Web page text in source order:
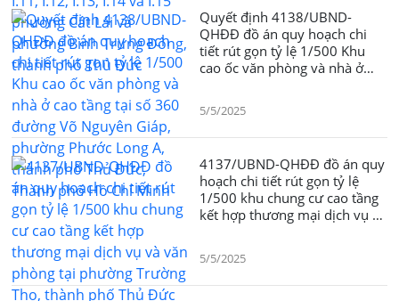
Quyết định 4138/UBND-
QHÐÐ đồ án quy hoạch chi
tiết rút gọn tỷ lệ 1/500 Khu
cao ốc văn phòng và nhà ở
Long A, thành phố Thủ Đức,
Thành phố Hồ Chí Minh
5/5/2025
4137/UBND-QHÐÐ đồ án quy
hoạch chi tiết rút gọn tỷ lệ
1/500 khu chung cư cao tầng
kết hợp thương mại dịch vụ và
5/5/2025